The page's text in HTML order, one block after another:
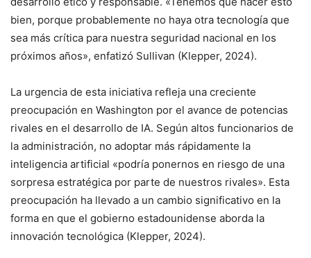
bien, porque probablemente no haya otra tecnología que
sea más crítica para nuestra seguridad nacional en los
próximos años», enfatizó Sullivan (Klepper, 2024).
La urgencia de esta iniciativa refleja una creciente
preocupación en Washington por el avance de potencias
rivales en el desarrollo de IA. Según altos funcionarios de
la administración, no adoptar más rápidamente la
inteligencia artificial «podría ponernos en riesgo de una
sorpresa estratégica por parte de nuestros rivales». Esta
preocupación ha llevado a un cambio significativo en la
forma en que el gobierno estadounidense aborda la
innovación tecnológica (Klepper, 2024).